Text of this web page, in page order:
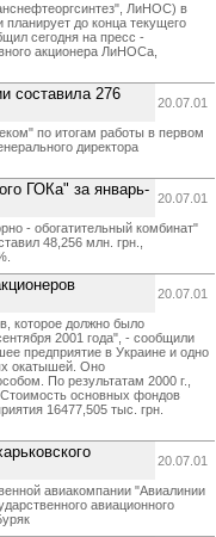
ЛиНОС) в
до конца текущего
сегодня на пресс -
акционера ЛиНОСа,
составила 276
20.07.01
по итогам работы в первом
директора
ГОКа" за январь- 20.07.01
- обогатительный комбинат"
48,256 млн. грн.,
20.07.01
которое должно было
2001 года", - сообщили
предприятие в Украине и одно
окатышей. Оно
По результатам 2000 г.,
основных фондов
16477,505 тыс. грн.
20.07.01
авиакомпании "Авиалинии
авиационного